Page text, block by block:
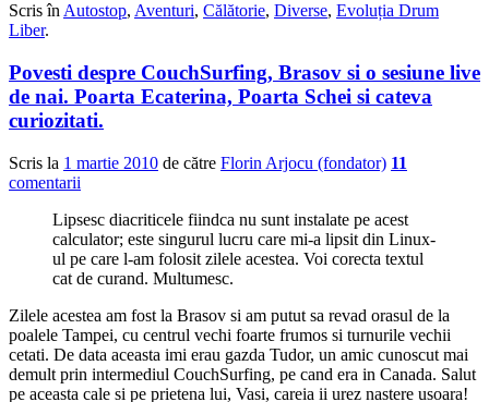
Scris în Autostop, Aventuri, Călătorie, Diverse, Evoluția Drum
Liber.
Povesti despre CouchSurfing, Brasov si o sesiune live
de nai. Poarta Ecaterina, Poarta Schei si cateva
curiozitati.
Scris la 1 martie 2010 de către Florin Arjocu (fondator) 11
comentarii
Lipsesc diacriticele fiindca nu sunt instalate pe acest
calculator; este singurul lucru care mi-a lipsit din Linux-
ul pe care l-am folosit zilele acestea. Voi corecta textul
cat de curand. Multumesc.
Zilele acestea am fost la Brasov si am putut sa revad orasul de la
poalele Tampei, cu centrul vechi foarte frumos si turnurile vechii
cetati. De data aceasta imi erau gazda Tudor, un amic cunoscut mai
demult prin intermediul CouchSurfing, pe cand era in Canada. Salut
pe aceasta cale si pe prietena lui, Vasi, careia ii urez nastere usoara!